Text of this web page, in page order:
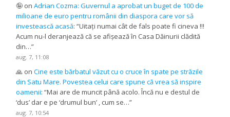
🤪 onAdrian Cozma: Guvernul a aprobat un buget de 100 de
milioane de euro pentru românii din diaspora care vor să
investească acasă: “Uitați numai cât de fals poate fi cineva !!!
Acum nu-l deranjează că se afișează în Casa Dăinurii clădită
din…”
aug. 7, 11:08
🙏 onCine este bărbatul văzut cu o cruce în spate pe străzile
din Satu Mare. Povestea celui care spune că vrea să inspire
oamenii: “Mai are de muncit până acolo. Încă nu e destul de
‘dus’ dar e pe ‘drumul bun’ , cum se…”
aug. 7, 10:54